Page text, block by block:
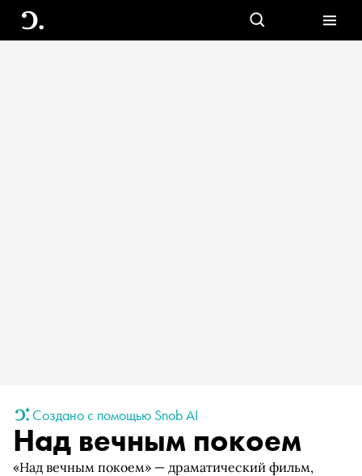
Создано с помощью Snob AI
Над вечным покоем
«Над вечным покоем» — драматический фильм,